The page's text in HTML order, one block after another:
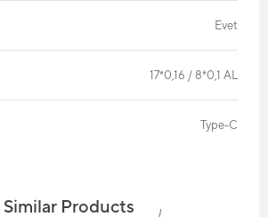
Evet
17*0,16 / 8*0,1 AL
Type-C
Similar Products